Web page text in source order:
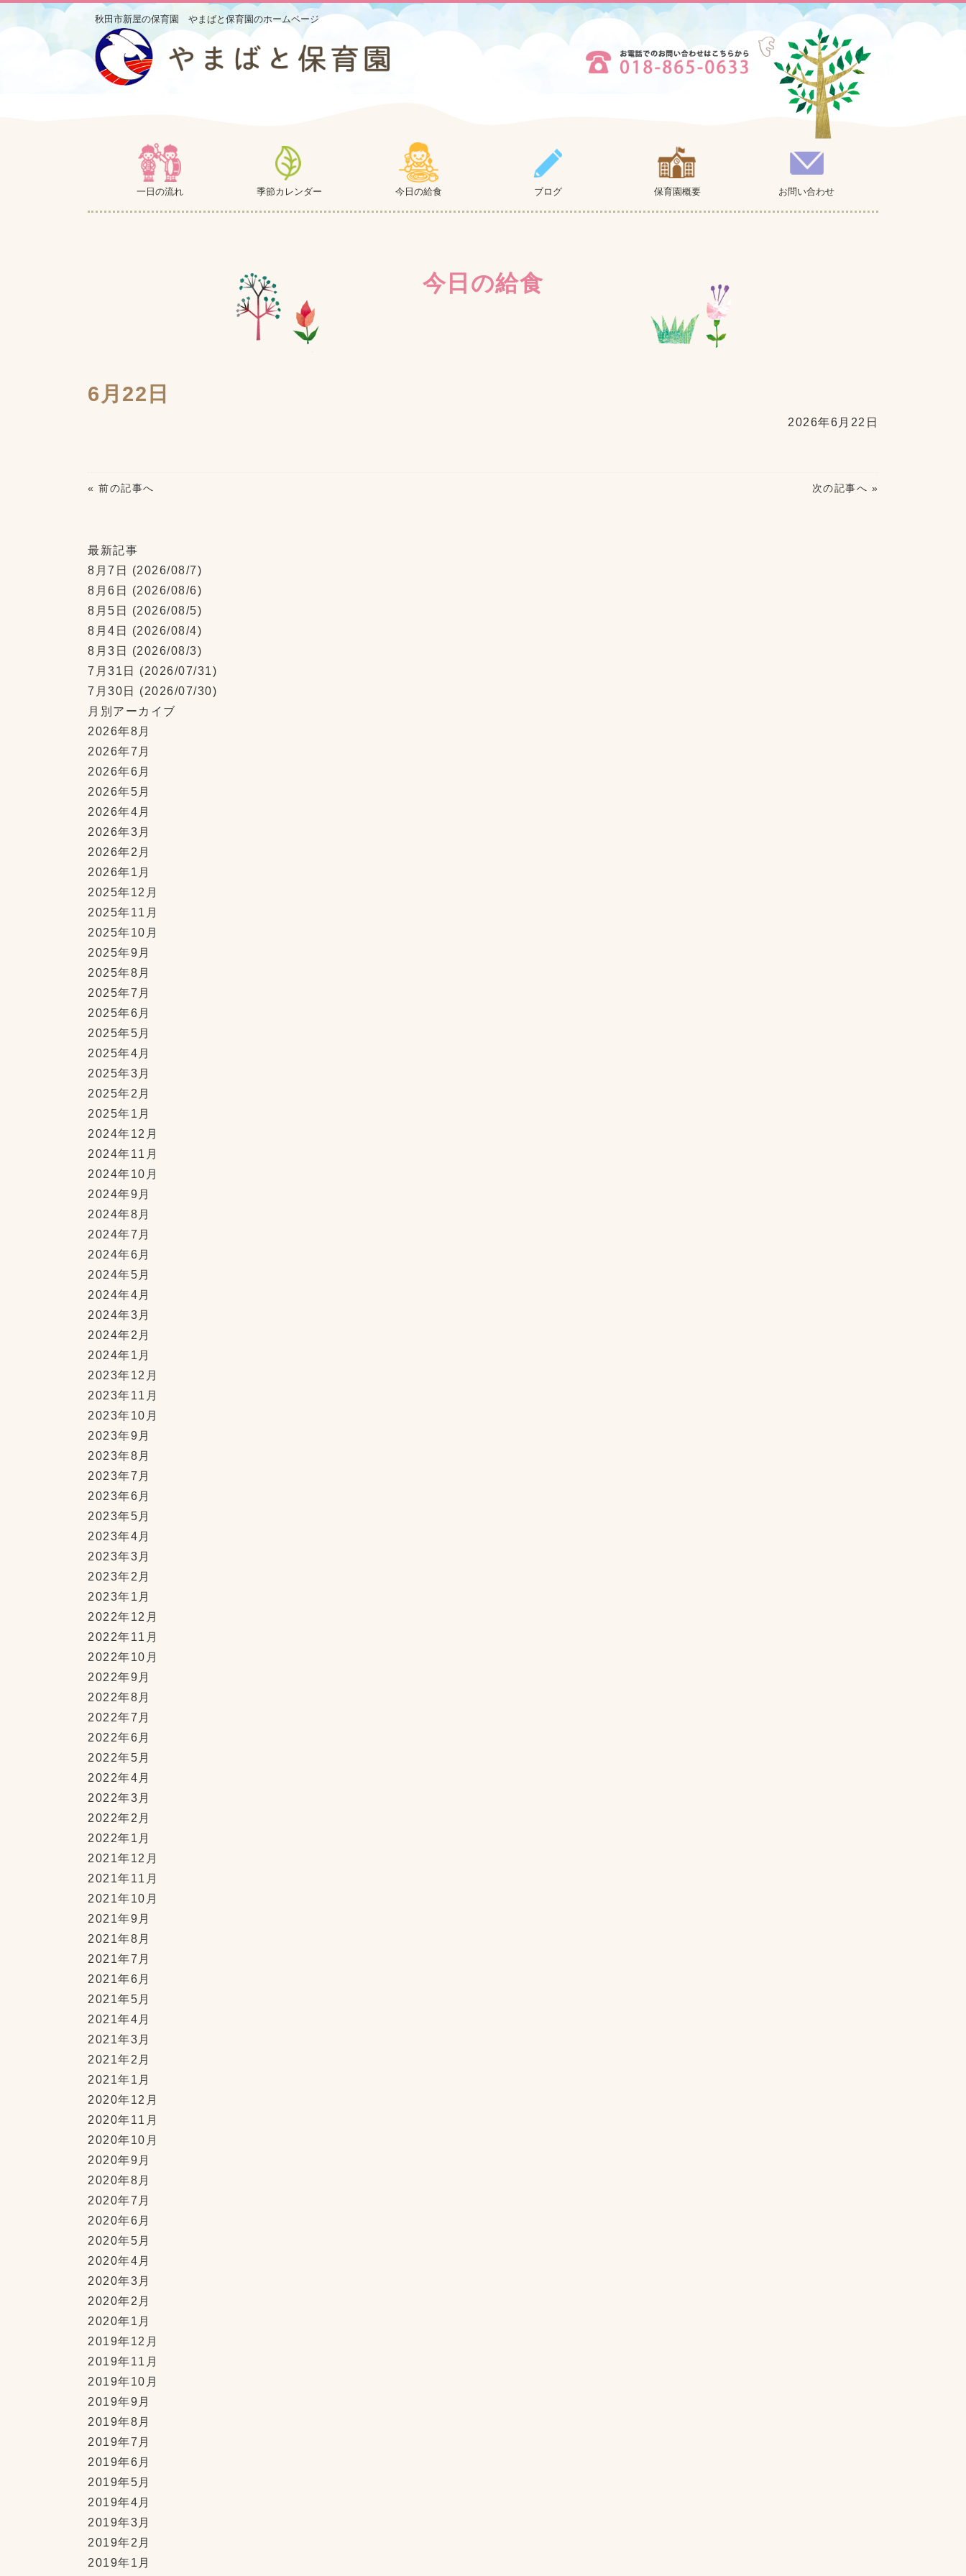
秋田市新屋の保育園 やまばと保育園のホームページ
一日の流れ 季節カレンダー 今日の給食 ブログ 保育園概要 お問い合わせ
今日の給食
6月22日
2026年6月22日
« 前の記事へ 次の記事へ »
最新記事
8月7日
(2026/08/7)
8月6日
(2026/08/6)
8月5日
(2026/08/5)
8月4日
(2026/08/4)
8月3日
(2026/08/3)
7月31日
(2026/07/31)
7月30日
(2026/07/30)
月別アーカイブ
2026年8月
2026年7月
2026年6月
2026年5月
2026年4月
2026年3月
2026年2月
2026年1月
2025年12月
2025年11月
2025年10月
2025年9月
2025年8月
2025年7月
2025年6月
2025年5月
2025年4月
2025年3月
2025年2月
2025年1月
2024年12月
2024年11月
2024年10月
2024年9月
2024年8月
2024年7月
2024年6月
2024年5月
2024年4月
2024年3月
2024年2月
2024年1月
2023年12月
2023年11月
2023年10月
2023年9月
2023年8月
2023年7月
2023年6月
2023年5月
2023年4月
2023年3月
2023年2月
2023年1月
2022年12月
2022年11月
2022年10月
2022年9月
2022年8月
2022年7月
2022年6月
2022年5月
2022年4月
2022年3月
2022年2月
2022年1月
2021年12月
2021年11月
2021年10月
2021年9月
2021年8月
2021年7月
2021年6月
2021年5月
2021年4月
2021年3月
2021年2月
2021年1月
2020年12月
2020年11月
2020年10月
2020年9月
2020年8月
2020年7月
2020年6月
2020年5月
2020年4月
2020年3月
2020年2月
2020年1月
2019年12月
2019年11月
2019年10月
2019年9月
2019年8月
2019年7月
2019年6月
2019年5月
2019年4月
2019年3月
2019年2月
2019年1月